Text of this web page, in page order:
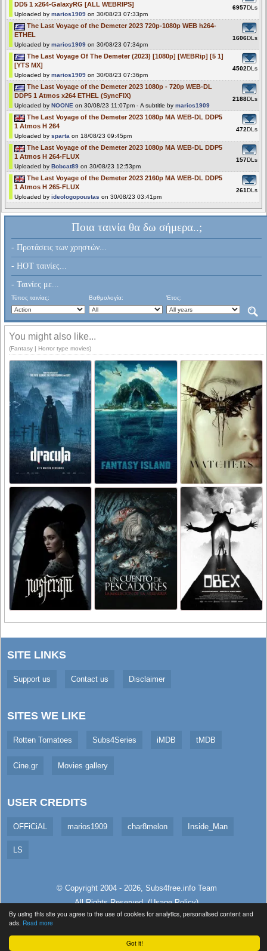
Got it!
By using this site you agree to the use of cookies for analytics, personalised content and
ads. Read more
DD5 1 x264-GalaxyRG [ALL WEBRIPS]
Uploaded by marios1909 on 30/08/23 07:33pm
6957DLs
The Last Voyage of the Demeter 2023 720p-1080p WEB h264-
ETHEL
Uploaded by marios1909 on 30/08/23 07:34pm
1606DLs
The Last Voyage Of The Demeter (2023) [1080p] [WEBRip] [5 1]
[YTS MX]
Uploaded by marios1909 on 30/08/23 07:36pm
4502DLs
The Last Voyage of the Demeter 2023 1080p - 720p WEB-DL
DDP5 1 Atmos x264 ETHEL (SyncFIX)
Uploaded by NOONE on 30/08/23 11:07pm - A subtitle by marios1909
2188DLs
The Last Voyage of the Demeter 2023 1080p MA WEB-DL DDP5
1 Atmos H 264
Uploaded by sparta on 18/08/23 09:45pm
472DLs
The Last Voyage of the Demeter 2023 1080p MA WEB-DL DDP5
1 Atmos H 264-FLUX
Uploaded by Bobcat89 on 30/08/23 12:53pm
157DLs
The Last Voyage of the Demeter 2023 2160p MA WEB-DL DDP5
1 Atmos H 265-FLUX
Uploaded by ideologopoustas on 30/08/23 03:41pm
261DLs
Ποια ταινία θα δω σήμερα..;
- Προτάσεις των χρηστών...
- HOT ταινίες...
- Ταινίες με...
Τύπος ταινίας: Βαθμολογία: Έτος:
You might also like...
(Fantasy | Horror type movies)
SITE LINKS
Support us Contact us Disclaimer
SITES WE LIKE
Rotten Tomatoes Subs4Series iMDB tMDB
Cine.gr Movies gallery
USER CREDITS
OFFiCiAL marios1909 char8melon Inside_Man
LS
© Copyright 2004 - 2026, Subs4free.infoTeam
All Rights Reserved. (Usage Policy)
Served in 7.14ms (live)